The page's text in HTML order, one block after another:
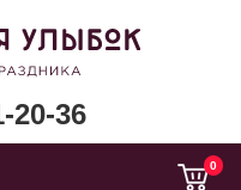
20-36
0